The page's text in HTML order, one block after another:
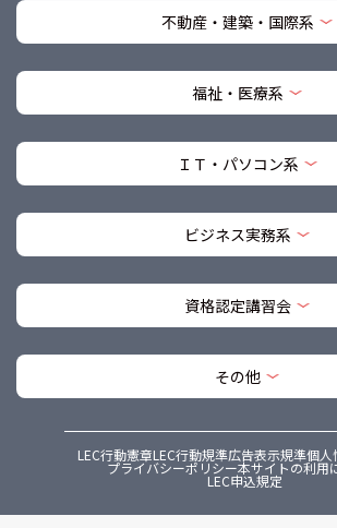
不動産・建築・国際系
福祉・医療系
ＩＴ・パソコン系
ビジネス実務系
資格認定講習会
その他
LEC行動憲章LEC行動規準広告表示規準個人
プライバシーポリシー本サイトの利用
LEC申込規定